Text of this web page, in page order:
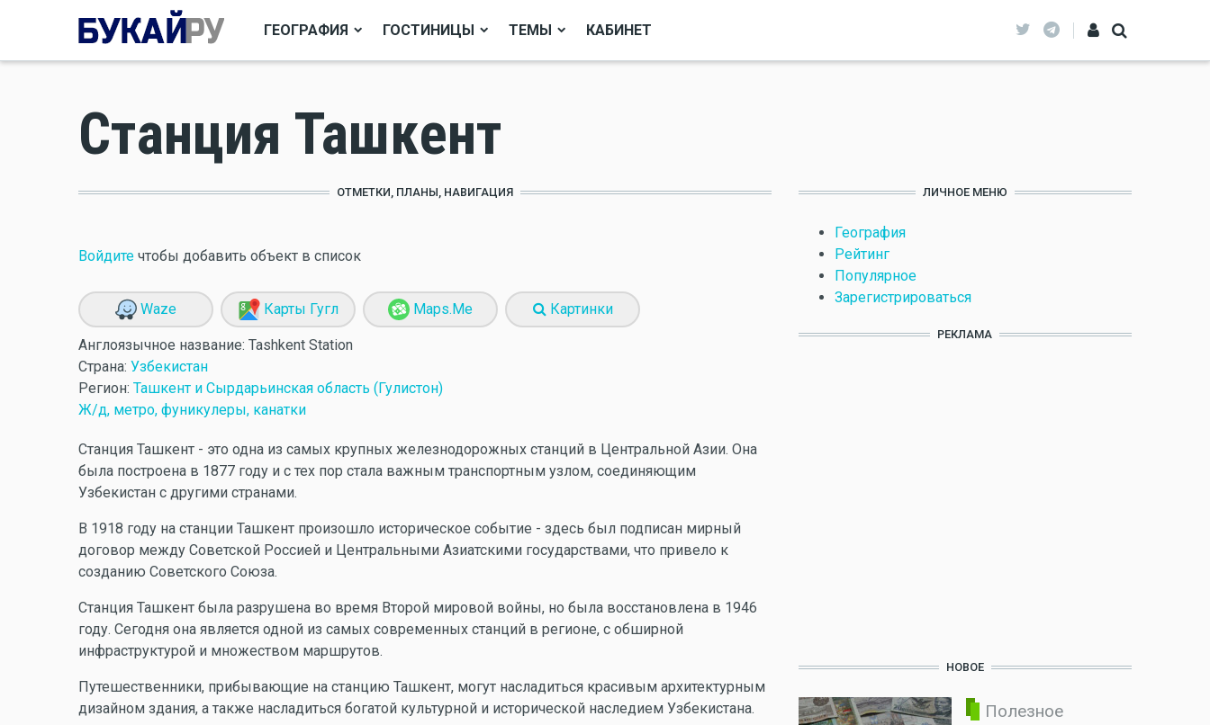
ГЕОГРАФИЯ ГОСТИНИЦЫ ТЕМЫ КАБИНЕТ
Станция Ташкент
ОТМЕТКИ, ПЛАНЫ, НАВИГАЦИЯ
Войдите чтобы добавить объект в список
Waze Карты Гугл Maps.Me Картинки
Англоязычное название: Tashkent Station
Страна: Узбекистан
Регион: Ташкент и Сырдарьинская область (Гулистон)
Ж/д, метро, фуникулеры, канатки
Станция Ташкент - это одна из самых крупных железнодорожных станций в Центральной Азии. Она
была построена в 1877 году и с тех пор стала важным транспортным узлом, соединяющим
Узбекистан с другими странами.
В 1918 году на станции Ташкент произошло историческое событие - здесь был подписан мирный
договор между Советской Россией и Центральными Азиатскими государствами, что привело к
созданию Советского Союза.
Станция Ташкент была разрушена во время Второй мировой войны, но была восстановлена в 1946
году. Сегодня она является одной из самых современных станций в регионе, с обширной
инфраструктурой и множеством маршрутов.
Путешественники, прибывающие на станцию Ташкент, могут насладиться красивым архитектурным
дизайном здания, а также насладиться богатой культурной и исторической наследием Узбекистана.
ЛИЧНОЕ МЕНЮ
География
Рейтинг
Популярное
Зарегистрироваться
РЕКЛАМА
НОВОЕ
Полезное